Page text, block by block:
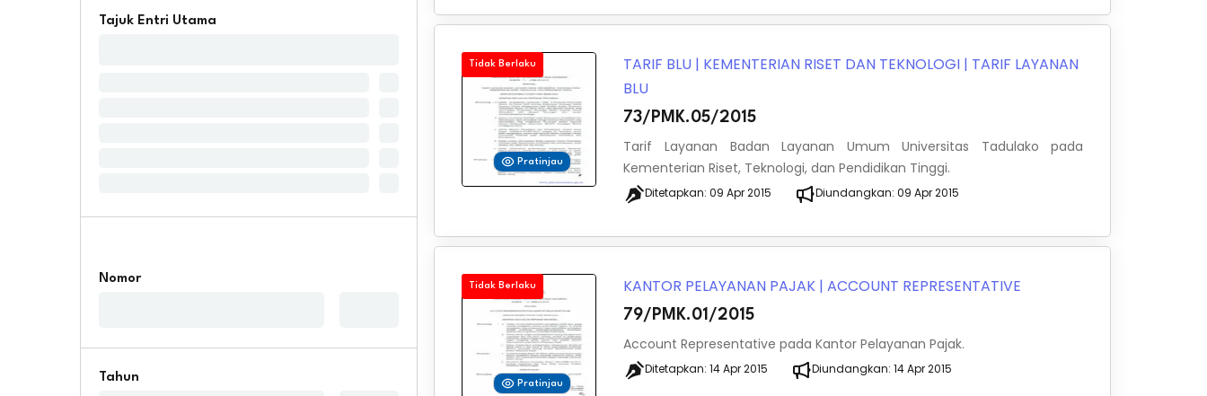
Tajuk Entri Utama
Nomor
Tahun
Tidak Berlaku
Pratinjau
TARIF BLU | KEMENTERIAN RISET DAN TEKNOLOGI | TARIF LAYANAN
BLU
73/PMK.05/2015
Tarif Layanan Badan Layanan Umum Universitas Tadulako pada
Kementerian Riset, Teknologi, dan Pendidikan Tinggi.
Ditetapkan:09 Apr 2015 Diundangkan:09 Apr 2015
Tidak Berlaku
Pratinjau
KANTOR PELAYANAN PAJAK |ACCOUNT REPRESENTATIVE
79/PMK.01/2015
Account Representative pada Kantor Pelayanan Pajak.
Ditetapkan:14 Apr 2015 Diundangkan:14 Apr 2015